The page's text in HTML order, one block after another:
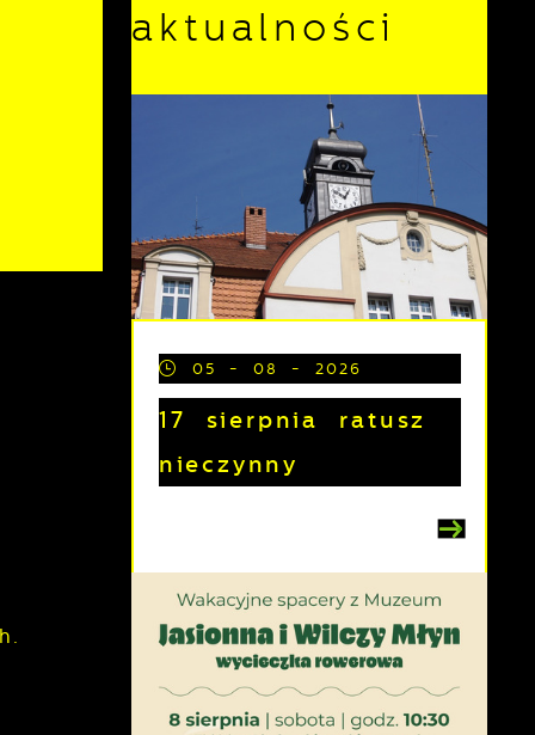
aktualności
05 - 08 - 2026
17 sierpnia ratusz
nieczynny